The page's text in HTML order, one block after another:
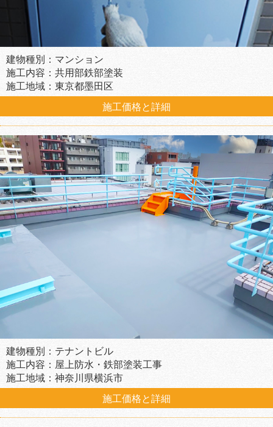
建物種別：マンション
施工内容：共用部鉄部塗装
施工地域：東京都墨田区
施工価格と詳細
建物種別：テナントビル
施工内容：屋上防水・鉄部塗装工事
施工地域：神奈川県横浜市
施工価格と詳細